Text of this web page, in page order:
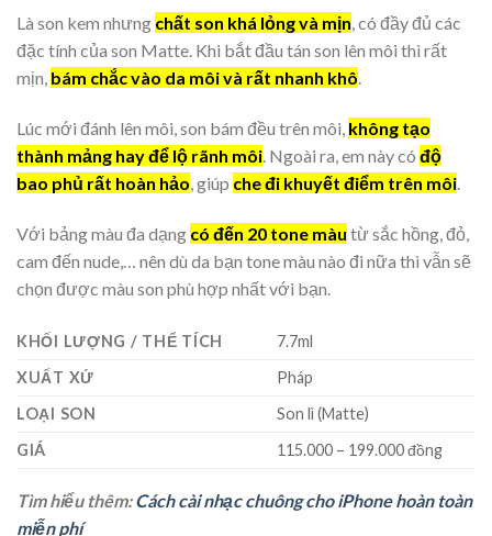
Là son kem nhưng chất son khá lỏng và mịn, có đầy đủ các
đặc tính của son Matte. Khi bắt đầu tán son lên môi thì rất
mịn, bám chắc vào da môi và rất nhanh khô.
Lúc mới đánh lên môi, son bám đều trên môi, không tạo
thành mảng hay để lộ rãnh môi . Ngoài ra, em này có độ
bao phủ rất hoàn hảo , giúp che đi khuyết điểm trên môi
Với bảng màu đa dạng có đến 20 tone màu từ sắc hồng, đỏ,
cam đến nude,… nên dù da bạn tone màu nào đi nữa thì vẫn sẽ
chọn được màu son phù hợp nhất với bạn.
KHỐI LƯỢNG / THỂ TÍCH
7.7ml
XUẤT XỨ
Pháp
LOẠI SON
Son lì (Matte)
GIÁ
115.000 – 199.000 đồng
Tìm hiểu thêm:Cách cài nhạc chuông cho iPhone hoàn toàn
miễn phí